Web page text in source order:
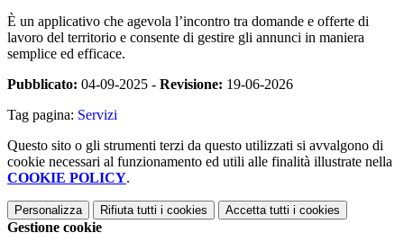
È un applicativo che agevola l’incontro tra domande e offerte di
lavoro del territorio e consente di gestire gli annunci in maniera
semplice ed efficace.
Pubblicato: 04-09-2025 - Revisione: 19-06-2026
Tag pagina: Servizi
Questo sito o gli strumenti terzi da questo utilizzati si avvalgono di
cookie necessari al funzionamento ed utili alle finalità illustrate nella
COOKIE POLICY.
Personalizza Rifiuta tutti i cookies Accetta tutti i cookies
Gestione cookie